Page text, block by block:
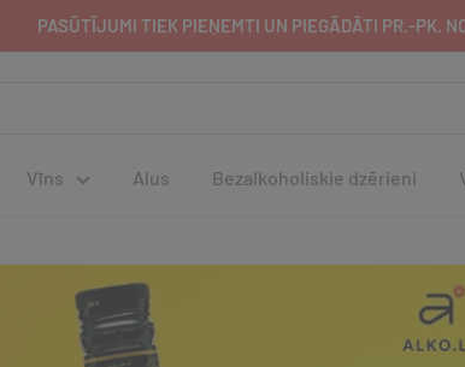
PASŪTĪJUMI TIEK PIEŅEMTI UN PIEGĀDĀTI PR.-PK.
Vīns Alus Bezalkoholiskie dzērieni